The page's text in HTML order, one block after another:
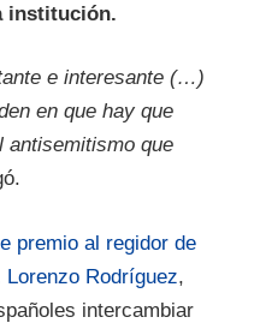
institución.
e interesante (…)
en que hay que
antisemitismo que
premio al regidor de
Rodríguez,
intercambiar